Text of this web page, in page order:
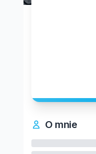
O mnie